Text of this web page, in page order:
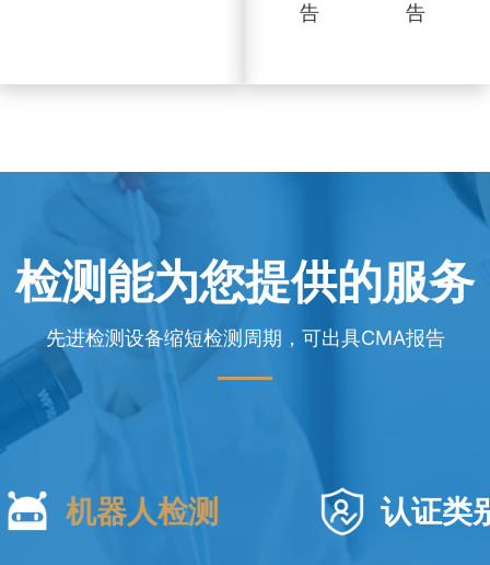
告 告
检测能为您提供的服务
先进检测设备缩短检测周期，可出具CMA报告
机器人检测 认证类